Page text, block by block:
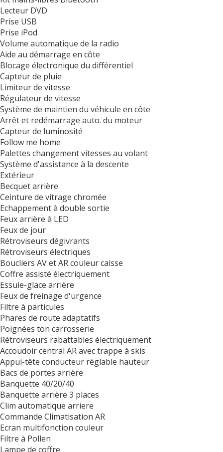
Lecteur DVD
Prise USB
Prise iPod
Volume automatique de la radio
Aide au démarrage en côte
Blocage électronique du différentiel
Capteur de pluie
Limiteur de vitesse
Régulateur de vitesse
Système de maintien du véhicule en côte
Arrêt et redémarrage auto. du moteur
Capteur de luminosité
Follow me home
Palettes changement vitesses au volant
Système d'assistance à la descente
Extérieur
Becquet arrière
Ceinture de vitrage chromée
Echappement à double sortie
Feux arrière à LED
Feux de jour
Rétroviseurs dégivrants
Rétroviseurs électriques
Boucliers AV et AR couleur caisse
Coffre assisté électriquement
Essuie-glace arrière
Feux de freinage d'urgence
Filtre à particules
Phares de route adaptatifs
Poignées ton carrosserie
Rétroviseurs rabattables électriquement
Accoudoir central AR avec trappe à skis
Appui-tête conducteur réglable hauteur
Bacs de portes arrière
Banquette 40/20/40
Banquette arrière 3 places
Clim automatique arriere
Commande Climatisation AR
Ecran multifonction couleur
Filtre à Pollen
Lampe de coffre